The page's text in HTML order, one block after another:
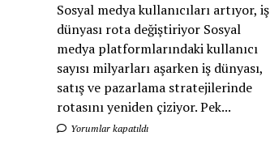
Sosyal medya kullanıcıları artıyor, iş
dünyası rota değiştiriyor Sosyal
medya platformlarındaki kullanıcı
sayısı milyarları aşarken iş dünyası,
satış ve pazarlama stratejilerinde
rotasını yeniden çiziyor. Pek...
Yorumlar kapatıldı